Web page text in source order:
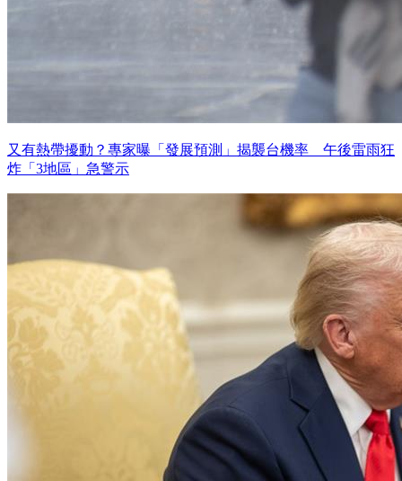
又有熱帶擾動？專家曝「發展預測」揭襲台機率 午後雷雨狂
炸「3地區」急警示